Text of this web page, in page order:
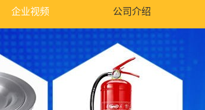
企业视频 公司介绍